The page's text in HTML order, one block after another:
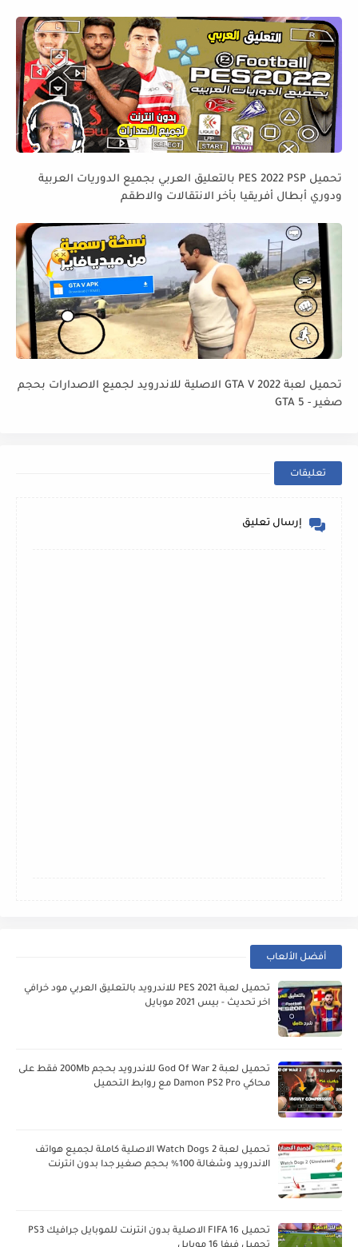
تحميل PES 2022 PSP بالتعليق العربي بجميع الدوريات العربية
ودوري أبطال أفريقيا بأخر الانتقالات والاطقم
تحميل لعبة GTA V 2022 الاصلية للاندرويد لجميع الاصدارات بحجم
صغير - GTA 5
تعليقات
إرسال تعليق
أفضل الألعاب
تحميل لعبة PES 2021 للاندرويد بالتعليق العربي مود خرافي
اخر تحديث - بيس 2021 موبايل
تحميل لعبة God Of War 2 للاندرويد بحجم 200Mb فقط على
محاكي Damon PS2 Pro مع روابط التحميل
تحميل لعبة Watch Dogs 2 الاصلية كاملة لجميع هواتف
الاندرويد وشغالة 100% بحجم صغير جدا بدون انترنت
تحميل FIFA 16 الاصلية بدون انترنت للموبايل جرافيك PS3